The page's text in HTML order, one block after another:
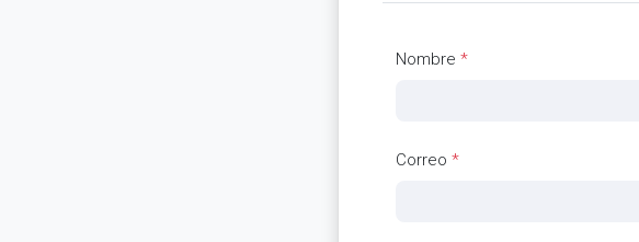
Nombre *
Correo *